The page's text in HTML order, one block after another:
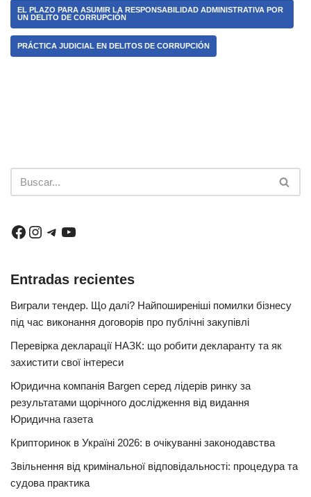
EL PLAZO PARA ASUMIR LA RESPONSABILIDAD ADMINISTRATIVA POR
UN DELITO DE CORRUPCIÓN
PRÁCTICA JUDICIAL EN DELITOS DE CORRUPCIÓN
Entradas recientes
Виграли тендер. Що далі? Найпоширеніші помилки бізнесу
під час виконання договорів про публічні закупівлі
Перевірка декларації НАЗК: що робити декларанту та як
захистити свої інтереси
Юридична компанія Bargen серед лідерів ринку за
результатами щорічного дослідження від видання
Юридична газета
Крипторинок в Україні 2026: в очікуванні законодавства
Звільнення від кримінальної відповідальності: процедура та
судова практика